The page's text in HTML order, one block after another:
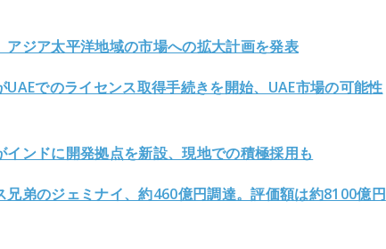
アジア太平洋地域の市場への拡大計画を発表
UAEでのライセンス取得手続きを開始、UAE市場の可能性
インドに開発拠点を新設、現地での積極採用も
兄弟のジェミナイ、約460億円調達。評価額は約8100億円